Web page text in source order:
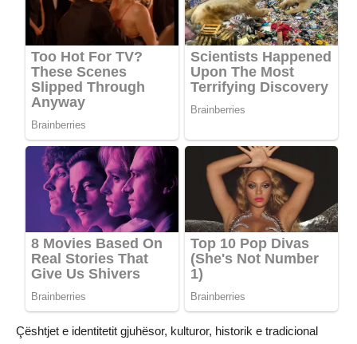
Çështjet e identitetit gjuhësor, kulturor, historik e tradicional